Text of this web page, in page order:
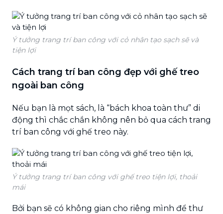
Ý tưởng trang trí ban công với cỏ nhân tạo sạch sẽ và
tiện lợi
Cách trang trí ban công đẹp với ghế treo
ngoài ban công
Nếu bạn là mọt sách, là “bách khoa toàn thư” di
động thì chắc chắn không nên bỏ qua cách trang
trí ban công với ghế treo này.
Ý tưởng trang trí ban công với ghế treo tiện lợi, thoải
mái
Bởi bạn sẽ có không gian cho riêng mình để thư